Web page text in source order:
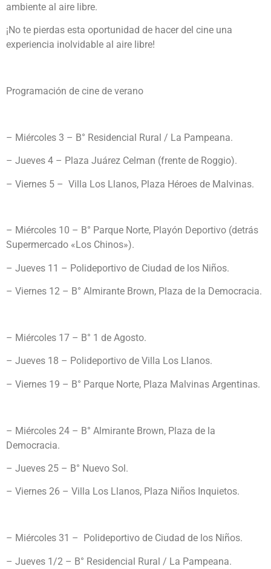
ambiente al aire libre.
¡No te pierdas esta oportunidad de hacer del cine una
experiencia inolvidable al aire libre!
Programación de cine de verano
– Miércoles 3 – B° Residencial Rural / La Pampeana.
– Jueves 4 – Plaza Juárez Celman (frente de Roggio).
– Viernes 5 – Villa Los Llanos, Plaza Héroes de Malvinas.
– Miércoles 10 – B° Parque Norte, Playón Deportivo (detrás
Supermercado «Los Chinos»).
– Jueves 11 – Polideportivo de Ciudad de los Niños.
– Viernes 12 – B° Almirante Brown, Plaza de la Democracia.
– Miércoles 17 – B° 1 de Agosto.
– Jueves 18 – Polideportivo de Villa Los Llanos.
– Viernes 19 – B° Parque Norte, Plaza Malvinas Argentinas.
– Miércoles 24 – B° Almirante Brown, Plaza de la
Democracia.
– Jueves 25 – B° Nuevo Sol.
– Viernes 26 – Villa Los Llanos, Plaza Niños Inquietos.
– Miércoles 31 – Polideportivo de Ciudad de los Niños.
– Jueves 1/2 – B° Residencial Rural / La Pampeana.